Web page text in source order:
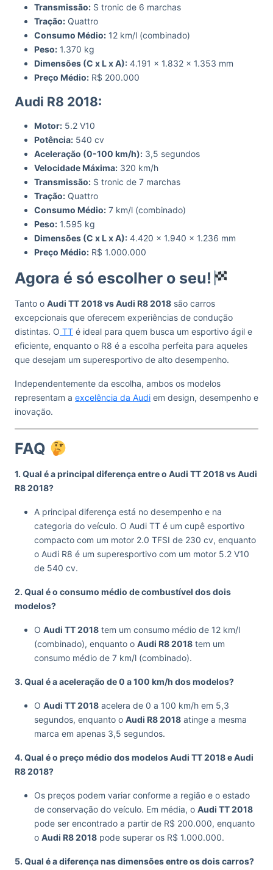
Transmissão: S tronic de 6 marchas
Tração: Quattro
Consumo Médio: 12 km/l (combinado)
Peso: 1.370 kg
Dimensões (C x L x A): 4.191 x 1.832 x 1.353 mm
Preço Médio: R$ 200.000
Audi R8 2018:
Motor: 5.2 V10
Potência: 540 cv
Aceleração (0-100 km/h): 3,5 segundos
Velocidade Máxima: 320 km/h
Transmissão: S tronic de 7 marchas
Tração: Quattro
Consumo Médio: 7 km/l (combinado)
Peso: 1.595 kg
Dimensões (C x L x A): 4.420 x 1.940 x 1.236 mm
Preço Médio: R$ 1.000.000
Agora é só escolher o seu!
Tanto o Audi TT 2018 vs Audi R8 2018 são carros
excepcionais que oferecem experiências de condução
distintas. O TT é ideal para quem busca um esportivo ágil e
eficiente, enquanto o R8 é a escolha perfeita para aqueles
que desejam um superesportivo de alto desempenho.
Independentemente da escolha, ambos os modelos
representam a excelência da Audi em design, desempenho e
inovação.
FAQ
1. Qual é a principal diferença entre o Audi TT 2018 vs Audi
R8 2018?
A principal diferença está no desempenho e na
categoria do veículo. O Audi TT é um cupê esportivo
compacto com um motor 2.0 TFSI de 230 cv, enquanto
o Audi R8 é um superesportivo com um motor 5.2 V10
de 540 cv.
2. Qual é o consumo médio de combustível dos dois
modelos?
O Audi TT 2018 tem um consumo médio de 12 km/l
(combinado), enquanto o Audi R8 2018 tem um
consumo médio de 7 km/l (combinado).
3. Qual é a aceleração de 0 a 100 km/h dos modelos?
O Audi TT 2018 acelera de 0 a 100 km/h em 5,3
segundos, enquanto o Audi R8 2018 atinge a mesma
marca em apenas 3,5 segundos.
4. Qual é o preço médio dos modelos Audi TT 2018 e Audi
R8 2018?
Os preços podem variar conforme a região e o estado
de conservação do veículo. Em média, o Audi TT 2018
pode ser encontrado a partir de R$ 200.000, enquanto
o Audi R8 2018 pode superar os R$ 1.000.000.
5. Qual é a diferença nas dimensões entre os dois carros?